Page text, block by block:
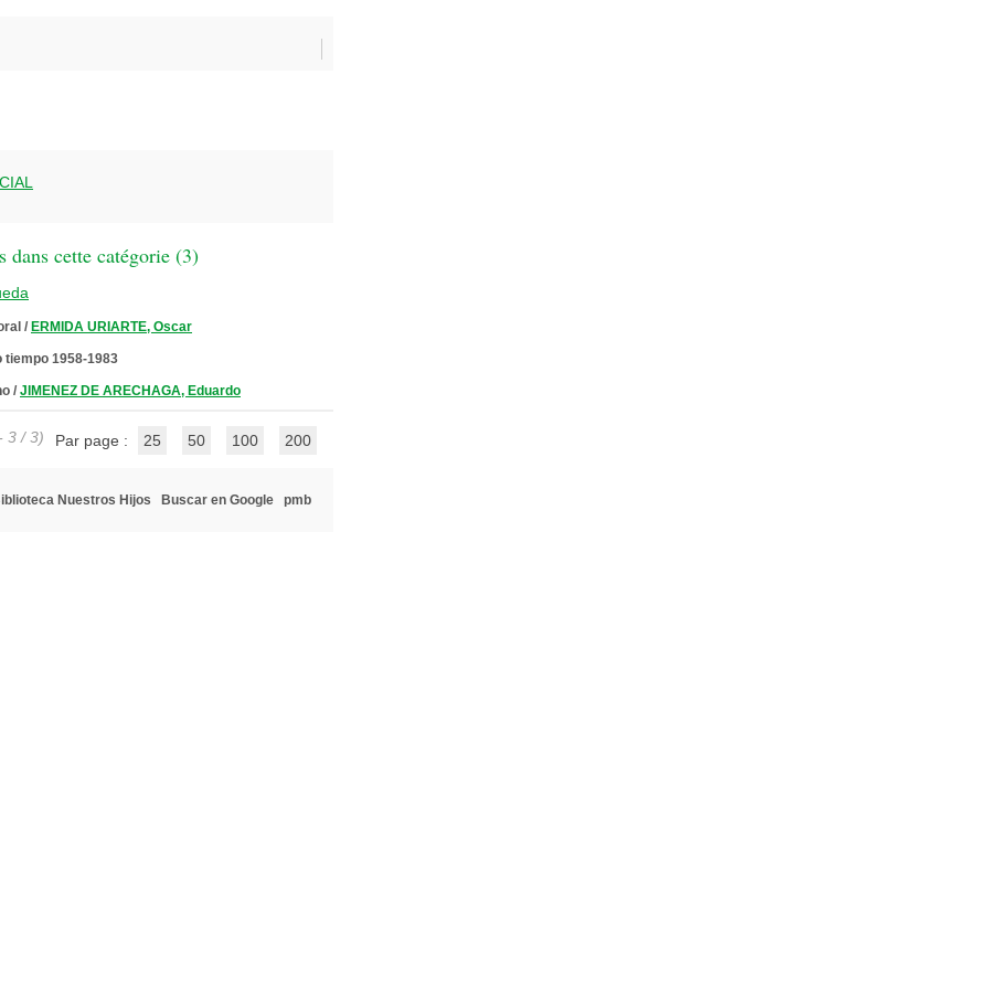
dans cette catégorie (3)
/ ERMIDA URIARTE, Oscar
tiempo 1958-1983
/ JIMENEZ DE ARECHAGA, Eduardo
3 / 3) Par page : 25 50 100 200
Nuestros Hijos Buscar en Google pmb